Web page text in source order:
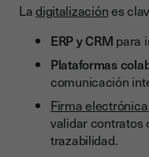
Ladigitalizaciónes
ERP y CRM para
Plataformas
comunicación
Firma
validar contratos
trazabilidad.